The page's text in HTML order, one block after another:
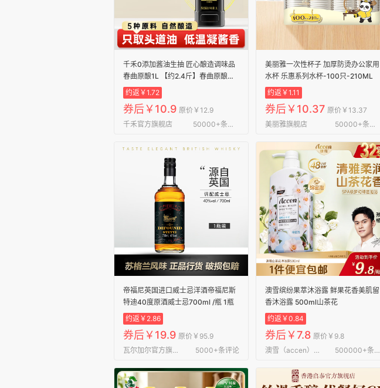
千禾0添加酱油生抽 匠心酿造调味品
春曲原酿1L 【约2.4斤】春曲原酿
1L*1瓶
约返￥1.72
券后￥10.9 原价￥12.9
千禾官方旗舰店
50000+条评论
美丽雅一次性杯子 加厚防烫办公家用
水杯 乐惠系列水杯-100只-210ML
约返￥1.11
券后￥10.37 原价￥13.37
美丽雅旗舰店
50000+条评论
帝福尼英国进口威士忌洋酒帝福尼斯
特迪40度原酒威士忌700ml /瓶 1瓶
约返￥2.86
券后￥19.9 原价￥95.9
瓦尔加尔官方旗舰店
5000+条评论
澳雪缤纷果萃沐浴露 鲜果花香美肌留
香沐浴露 500ml山茶花
约返￥0.84
券后￥7.8 原价￥9.8
澳雪（accen）官方旗舰店
500000+条评论